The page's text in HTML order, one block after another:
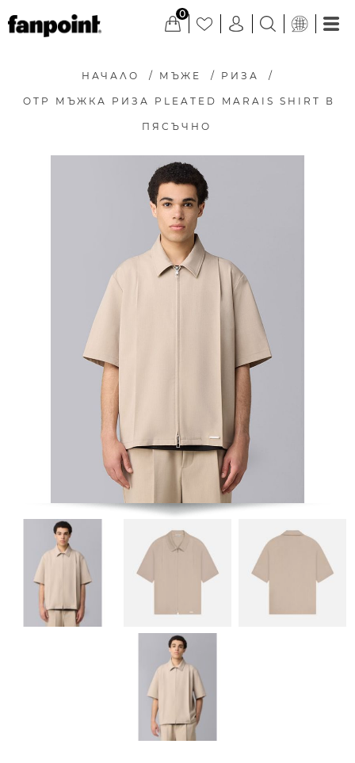
0
НАЧАЛО / МЪЖЕ / РИЗА /
OTP МЪЖКА РИЗА PLEATED MARAIS SHIRT В
ПЯСЪЧНО